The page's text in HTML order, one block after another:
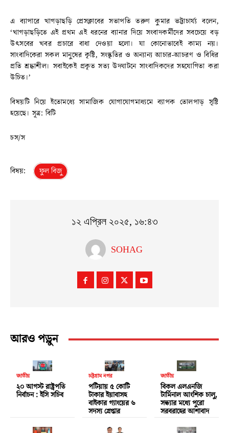
এ ব্যাপারে খাগড়াছড়ি প্রেসক্লাবের সভাপতি তরুণ কুমার ভট্টাচার্য্য বলেন,
‘খাগড়াছড়িতে এই প্রথম এই ধরনের ব্যানার দিয়ে সংবাদকর্মীদের সবচেয়ে বড়
উৎসবের খবর প্রচারে বাধা দেওয়া হলো। যা কোনোভাবেই কাম্য নয়।
সাংবাদিকেরা সকল মানুষের কৃষ্টি, সংস্কৃতির ও অন্যান্য আচার-আচরণ ও বিধির
প্রতি শ্রদ্ধাশীল। সবাইকেই প্রকৃত সত্য উদঘাটনে সাংবাদিকদের সহযোগিতা করা
উচিত।’
বিষয়টি নিয়ে ইতোমধ্যে সামাজিক যোগাযোগমাধ্যমে ব্যাপক তোলপাড় সৃষ্টি
হয়েছে। সূত্র: বিটি
চস/স
বিষয়: ফুল বিজু
১২ এপ্রিল ২০২৫, ১৬:৪৩
SOHAG
আরও পড়ুন
জাতীয়
২০ আগস্ট রাষ্ট্রপতি
নির্বাচন : ইসি সচিব
চট্টগ্রাম নগর
পটিয়ায় ৫ কোটি
টাকার ইয়াবাসহ
বাইকার গ্যাংয়ের ৬
সদস্য গ্রেপ্তার
জাতীয়
বিকল এলএনজি
টার্মিনাল আংশিক চালু,
সন্ধ্যার মধ্যে পুরো
সরবরাহের আশাবাদ